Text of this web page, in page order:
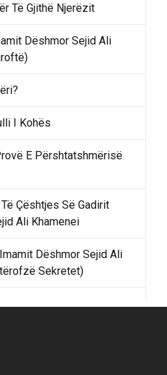
Të Gjithë Njerëzit
Dëshmor Sejid Ali
I Kohës
E Përshtatshmërisë
Çështjes Së Gadirit
Ali Khamenei
Dëshmor Sejid Ali
Sekretet)
Alfredo” Ka Udhëtuar